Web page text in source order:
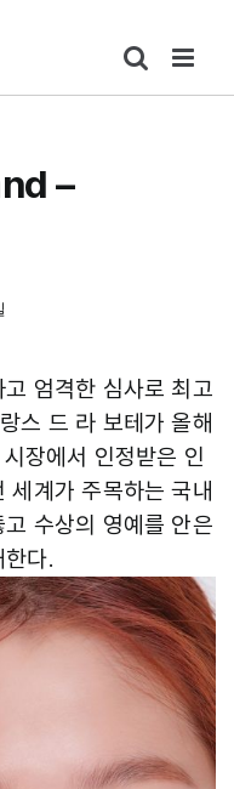
–
엄격한 심사로 최고
스 드 라 보테가 올해
장에서 인정받은 인
세계가 주목하는 국내
수상의 영예를 안은
다.